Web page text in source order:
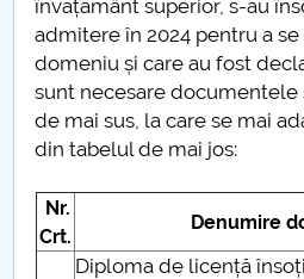
învățământ superior, s-au
admitere în 2024 pentru a
domeniu și care au fost
sunt necesare documentele
de mai sus, la care se mai
din tabelul de mai jos:
Nr.
Crt.
Denumire
Diploma de licență